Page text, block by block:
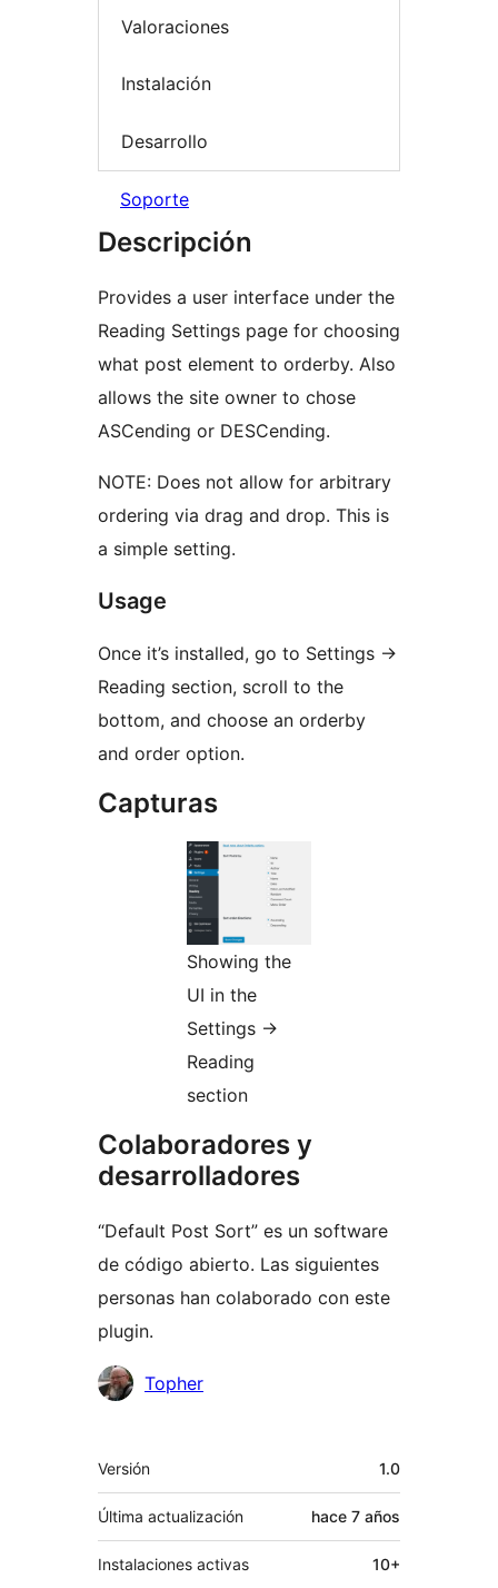
Valoraciones
Instalación
Desarrollo
Soporte
Descripción
Provides a user interface under the
Reading Settings page for choosing
what post element to orderby. Also
allows the site owner to chose
ASCending or DESCending.
NOTE: Does not allow for arbitrary
ordering via drag and drop. This is
a simple setting.
Usage
Once it’s installed, go to Settings ->
Reading section, scroll to the
bottom, and choose an orderby
and order option.
Capturas
Showing the
UI in the
Settings ->
Reading
section
Colaboradores y
desarrolladores
“Default Post Sort” es un software
de código abierto. Las siguientes
personas han colaborado con este
plugin.
Colaboradores
Topher
Meta
Versión 1.0
Última actualización hace 7 años
Instalaciones activas 10+